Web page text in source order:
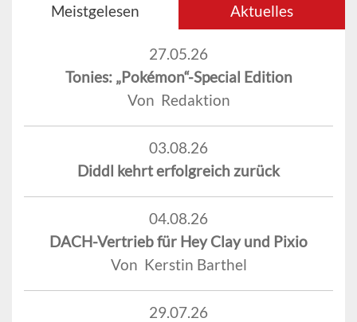
Meistgelesen Aktuelles
27.05.26
Tonies: „Pokémon“-Special Edition
Von Redaktion
03.08.26
Diddl kehrt erfolgreich zurück
04.08.26
DACH-Vertrieb für Hey Clay und Pixio
Von Kerstin Barthel
29.07.26